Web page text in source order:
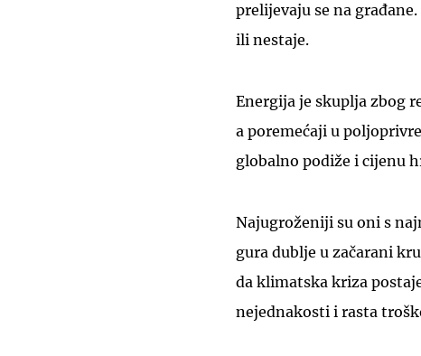
prelijevaju se na
ili nestaje.
Energija je skuplja zbog
a poremećaji u
globalno podiže i cijenu
Najugroženiji su oni s
gura dublje u začarani
da klimatska kriza
nejednakosti i rasta